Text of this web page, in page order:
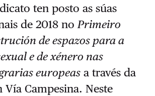
ten posto as súas
de 2018 noPrimeiro
de espazos para a
e de xénero nas
europeasa través da
Campesina. Neste